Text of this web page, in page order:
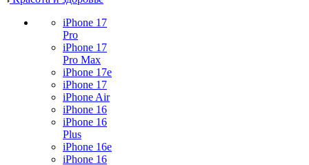
iPhone 17
Pro
iPhone 17
Pro Max
iPhone 17e
iPhone 17
iPhone Air
iPhone 16
iPhone 16
Plus
iPhone 16e
iPhone 16